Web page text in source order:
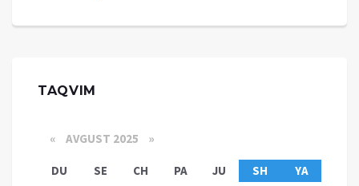
TAQVIM
« AVGUST 2025 »
DU SE CH PA JU SH
YA